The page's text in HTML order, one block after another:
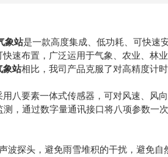
象站是一款高度集成、低功耗、可快速
布置，广泛运用于气象、农业、林业
象站相比，我司产品克服了对高精度计
要素一体式传感器，可对风速、风向
，通过数字量通讯接口将八项参数一次
探头，避免雨雪堆积的干扰，避免自